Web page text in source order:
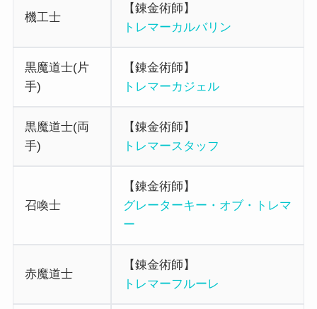
機工士
【錬金術師】
トレマーカルバリン
黒魔道士(片
手)
【錬金術師】
トレマーカジェル
黒魔道士(両
手)
【錬金術師】
トレマースタッフ
召喚士
【錬金術師】
グレーターキー・オブ・トレマ
ー
赤魔道士
【錬金術師】
トレマーフルーレ